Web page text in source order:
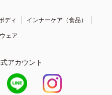
ディ
インナーケア（食品）
ェア
アカウント